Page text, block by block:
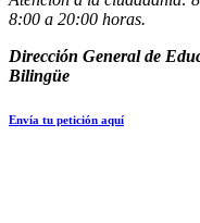
8:00 a 20:00 horas.
Dirección General de
Bilingüe
Envía tu petición aquí